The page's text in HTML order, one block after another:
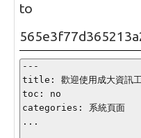
登入 / 註冊帳號
to
---
title: 歡迎使用成大資訊
toc: no
categories: 系統頁面
...